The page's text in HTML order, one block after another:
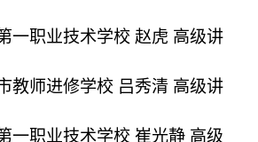
一职业技术学校 赵虎 高级讲
教师进修学校 吕秀清 高级讲
一职业技术学校 崔光静 高级